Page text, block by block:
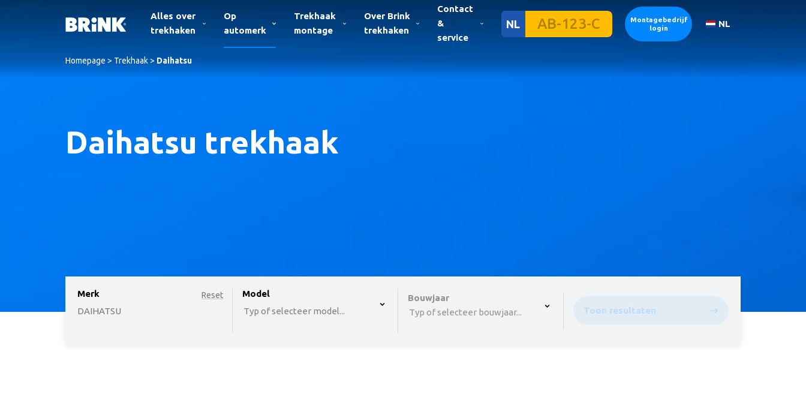
Alles over
trekhaken
Op
automerk
Trekhaak
montage
Over Brink
trekhaken
Contact
&
service
NL
Montagebedrijf
login
NL
Homepage > Trekhaak > Daihatsu
Daihatsu trekhaak
Reset
Merk
DAIHATSU
option , selected. Select is focused ,type to refine list, press Down to open the menu,
Model
Typ of selecteer model...
Bouwjaar
Typ of selecteer bouwjaar...
Toon resultaten